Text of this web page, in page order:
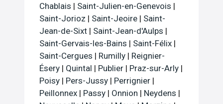
Chablais | Saint-Julien-en-Genevois |
Saint-Jorioz | Saint-Jeoire | Saint-
Jean-de-Sixt | Saint-Jean-d'Aulps |
Saint-Gervais-les-Bains | Saint-Félix |
Saint-Cergues | Rumilly | Reignier-
Ésery | Quintal | Publier | Praz-sur-Arly |
Poisy | Pers-Jussy | Perrignier |
Peillonnex | Passy | Onnion | Neydens |